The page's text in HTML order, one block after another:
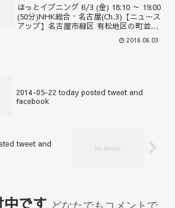
ほっとイブニング 6/3 (金) 18:10 ～ 19:00
(50分)NHK総合・名古屋(Ch.3)【ニュース
アップ】名古屋市緑区 有松地区の町並
み... 05:20:42先日[5月28日の「We'll2016.06.03
2014-05-22 today posted tweet and
facebook
tweet and
です どなたでもコメントで